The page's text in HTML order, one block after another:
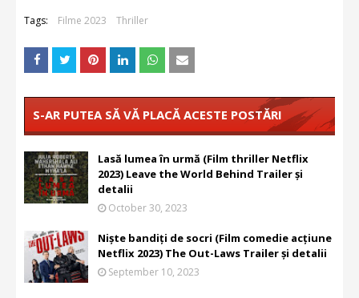
Tags: Filme 2023 Thriller
S-AR PUTEA SĂ VĂ PLACĂ ACESTE POSTĂRI
Lasă lumea în urmă (Film thriller Netflix
2023) Leave the World Behind Trailer și
detalii
October 30, 2023
Niște bandiți de socri (Film comedie acțiune
Netflix 2023) The Out-Laws Trailer și detalii
September 10, 2023